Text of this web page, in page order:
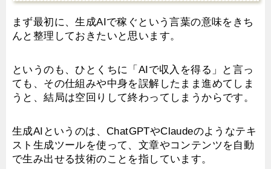
まず最初に、生成AIで稼ぐという言葉の意味をきち
んと整理しておきたいと思います。
というのも、ひとくちに「AIで収入を得る」と言っ
ても、その仕組みや中身を誤解したまま進めてしま
うと、結局は空回りして終わってしまうからです。
生成AIというのは、ChatGPTやClaudeのようなテキ
スト生成ツールを使って、文章やコンテンツを自動
で生み出せる技術のことを指しています。